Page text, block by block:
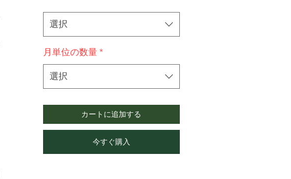
選択
月単位の数量*
選択
カートに追加する
今すぐ購入